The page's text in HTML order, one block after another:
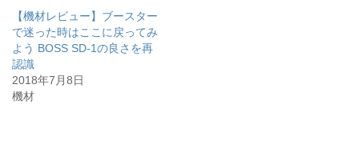
【機材レビュー】ブースター
で迷った時はここに戻ってみ
よう BOSS SD-1の良さを再
認識
2018年7月8日
機材